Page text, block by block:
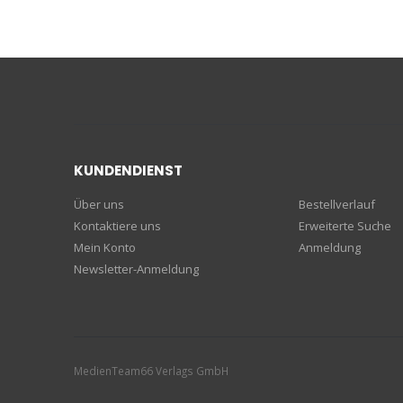
KUNDENDIENST
Über uns
Kontaktiere uns
Mein Konto
Newsletter-Anmeldung
Bestellverlauf
Erweiterte Suche
Anmeldung
MedienTeam66 Verlags GmbH